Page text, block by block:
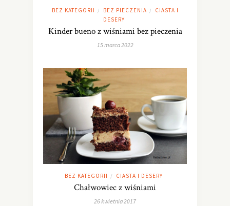
BEZ KATEGORII / BEZ PIECZENIA /
CIASTA I
DESERY
Kinder bueno z wiśniami bez pieczenia
15 marca 2022
BEZ KATEGORII / CIASTA I DESERY
Chałwowiec z wiśniami
26 kwietnia 2017